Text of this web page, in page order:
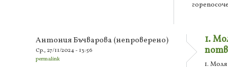
Антония Бъчварова (непроверено)
Ср., 27/11/2024 - 13:56
permalink
1.
1.